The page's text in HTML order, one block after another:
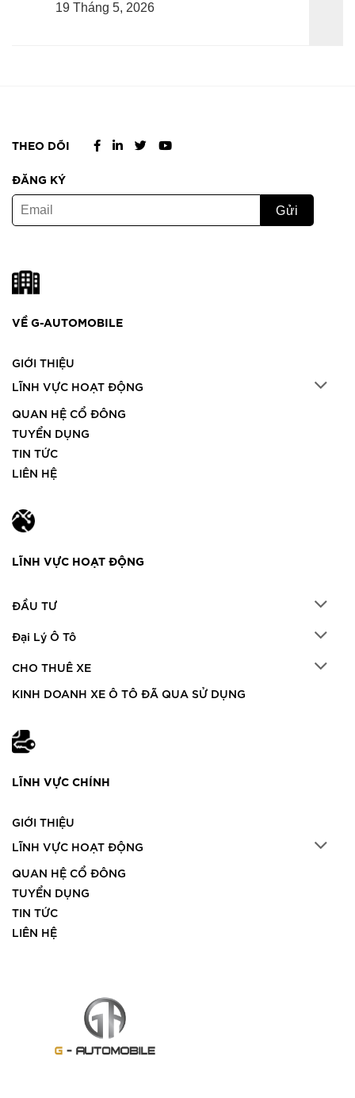
19 Tháng 5, 2026
THEO DÕI
ĐĂNG KÝ
VỀ G-AUTOMOBILE
GIỚI THIỆU
LĨNH VỰC HOẠT ĐỘNG
QUAN HỆ CỔ ĐÔNG
TUYỂN DỤNG
TIN TỨC
LIÊN HỆ
LĨNH VỰC HOẠT ĐỘNG
ĐẦU TƯ
Đại Lý Ô Tô
CHO THUÊ XE
KINH DOANH XE Ô TÔ ĐÃ QUA SỬ DỤNG
LĨNH VỰC CHÍNH
GIỚI THIỆU
LĨNH VỰC HOẠT ĐỘNG
QUAN HỆ CỔ ĐÔNG
TUYỂN DỤNG
TIN TỨC
LIÊN HỆ